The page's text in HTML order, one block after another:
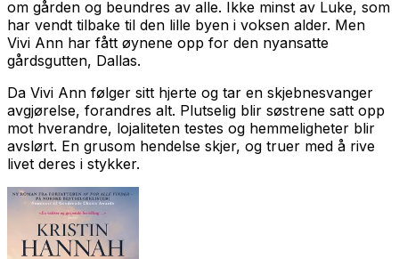
om gården og beundres av alle. Ikke minst av Luke, som
har vendt tilbake til den lille byen i voksen alder. Men
Vivi Ann har fått øynene opp for den nyansatte
gårdsgutten, Dallas.
Da Vivi Ann følger sitt hjerte og tar en skjebnesvanger
avgjørelse, forandres alt. Plutselig blir søstrene satt opp
mot hverandre, lojaliteten testes og hemmeligheter blir
avslørt. En grusom hendelse skjer, og truer med å rive
livet deres i stykker.